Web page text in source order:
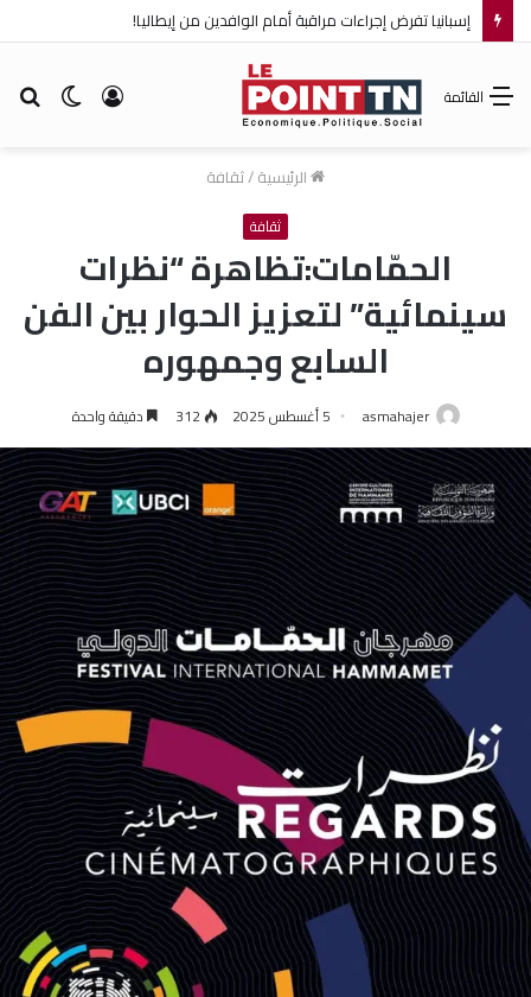
إسبانيا تفرض إجراءات مراقبة أمام الوافدين من إيطاليا!
الوضع تسجيل
القائمة
الرئيسية/ثقافة
ثقافة
الحمّامات:تظاهرة “نظرات
سينمائية” لتعزيز الحوار بين الفن
السابع وجمهوره
asmahajer 5 أغسطس 2025 312 دقيقة واحدة